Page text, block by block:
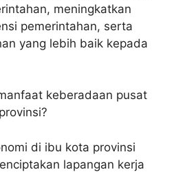
meningkatkan
pemerintahan, serta
yang lebih baik kepada
keberadaan pusat
di ibu kota provinsi
lapangan kerja